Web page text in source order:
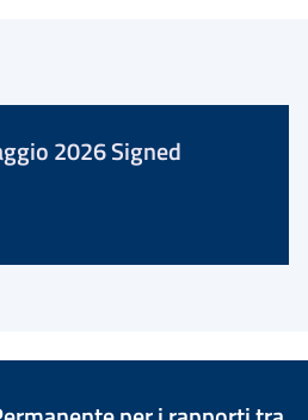
2026 Signed